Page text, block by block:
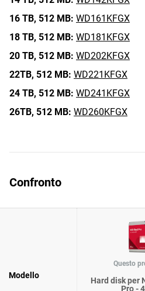
16 TB, 512 MB: WD161KFGX
18 TB, 512 MB: WD181KFGX
20 TB, 512 MB: WD202KFGX
22TB, 512 MB: WD221KFGX
24 TB, 512 MB: WD241KFGX
26TB, 512 MB: WD260KFGX
Confronto
Modello
Questo
Hard disk per
Pro -